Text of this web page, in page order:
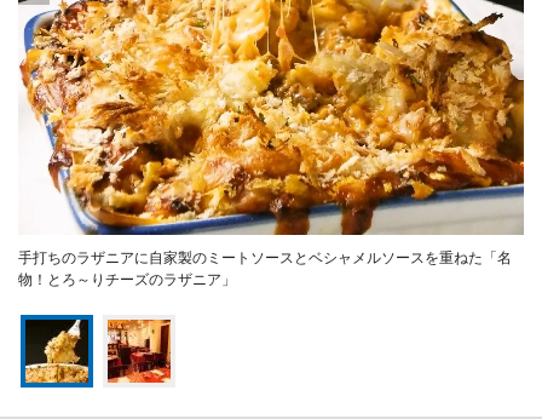
手打ちのラザニアに自家製のミートソースとベシャメルソースを重ねた「名
物！とろ～りチーズのラザニア」